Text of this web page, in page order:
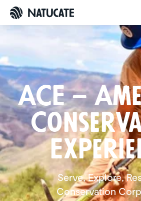
ACE –
Serve, Explore,
Conservation